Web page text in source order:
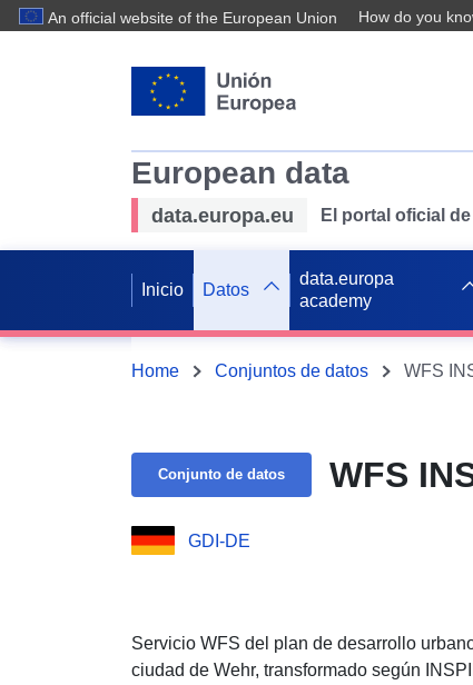
An official website of the European Union How do you
European data
data.europa.eu El portal oficial
Inicio Datos
data.europa
academy
Home Conjuntos de datos WFS
Conjunto de datos WFS
GDI-DE
Servicio WFS del plan de desarrollo
ciudad de Wehr, transformado según